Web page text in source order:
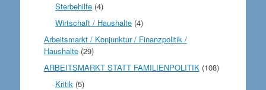
Sterbehilfe (4)
Wirtschaft / Haushalte (4)
Arbeitsmarkt / Konjunktur / Finanzpolitik /
Haushalte(29)
ARBEITSMARKT STATT FAMILIENPOLITIK(108)
Kritik (5)